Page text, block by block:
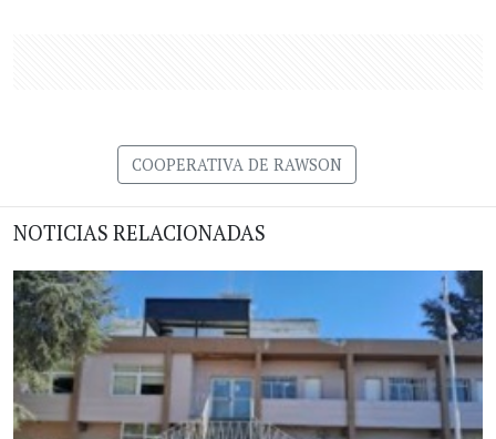
COOPERATIVA DE RAWSON
NOTICIAS RELACIONADAS